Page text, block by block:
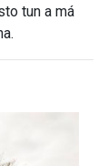
tun a má